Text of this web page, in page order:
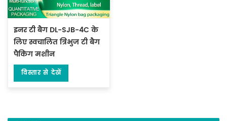
इनर टी बैग DL-SJB-4C के
लिए स्वचालित त्रिभुज टी बैग
पैकिंग मशीन
विस्तार से देखें